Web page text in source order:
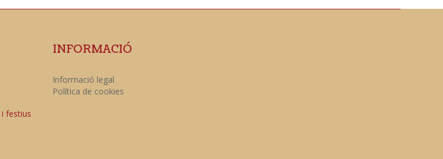
festius
INFORMACIÓ
Informació legal
Política de cookies